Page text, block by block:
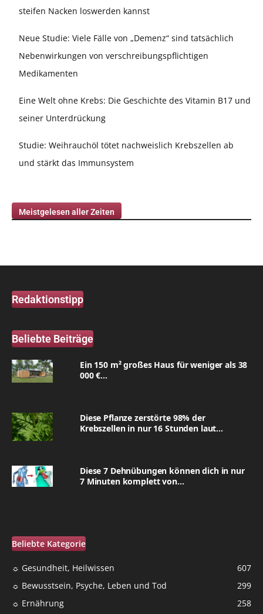
steifen Nacken loswerden kannst
Neue Studie: Viele Fälle von „Demenz“ sind tatsächlich
Nebenwirkungen von verschreibungspflichtigen
Medikamenten
Eine Welt ohne Krebs: Die Geschichte des Vitamin B17 und
seiner Unterdrückung
Studie: Weihrauchöl tötet nachweislich Krebszellen ab
und stärkt das Immunsystem
Meistgelesen aller Zeiten
Redaktionstipp
Beliebte Beiträge
Ein 150 m² großes Haus für weniger als 38
000 €...
Diese Pflanze zerstörte 98% der
Krebszellen in nur 16 Stunden laut...
Diese 7 Dehnübungen können dich in nur
7 Minuten komplett von...
Beliebte Kategorie
☼ Gesundheit, Heilwissen
607
☼ Bewusstsein, Psyche, Leben und Tod
299
☼ Ernährung
258